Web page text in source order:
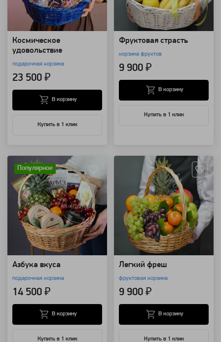
Космическое
удовольствие
подарочная корзина
23 500 ₽
Купить в 1 клик
В корзину
Фруктовая страсть
корзина фруктов
9 900 ₽
Купить в 1 клик
В корзину
Популярное
Азбука вкуса
подарочная корзина
14 500 ₽
Купить в 1 клик
В корзину
Легкий фреш
фруктовая корзина
9 900 ₽
Купить в 1 клик
В корзину